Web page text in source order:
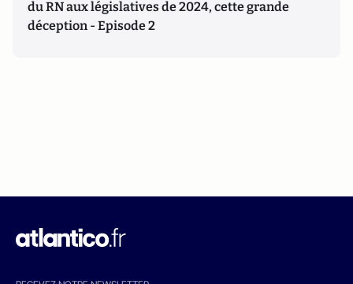
du RN aux législatives de 2024, cette grande
déception - Episode 2